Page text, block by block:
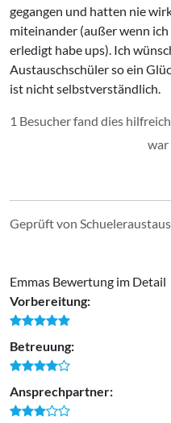
gegangen und hatten nie
miteinander (außer wenn
erledigt habe ups). Ich
Austauschschüler so ein
ist nicht selbstverständlich.
1 Besucher fand dies
war
Geprüft von
Emmas Bewertung im Detail
Vorbereitung:
Betreuung:
Ansprechpartner: